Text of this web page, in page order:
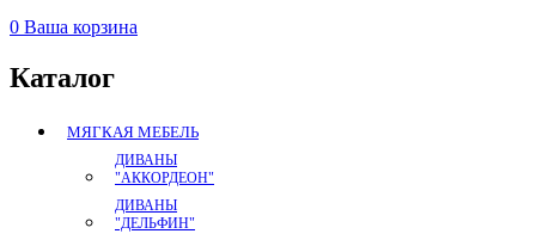
0 Ваша корзина
Каталог
МЯГКАЯ МЕБЕЛЬ
ДИВАНЫ
"АККОРДЕОН"
ДИВАНЫ
"ДЕЛЬФИН"